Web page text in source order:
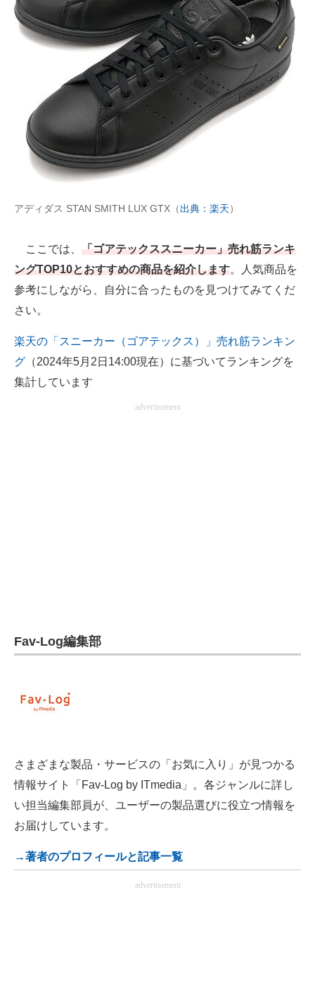
ビジネスと働き方のヒント
AI活用のいまが分かる
企業ITのトレンドを詳説
経営リーダーのコミュニティ
マーケ×ITの今がよく分かる
ITエンジニア向け専門サイト
製造業のIT導入・活用を支援
モノづくり技術者専門サイト
エレクトロニクス専門サイト
電子設計の基本と応用
エネルギーの専門メディア
建設×テクノロジーの最前線
アディダス STAN SMITH LUX GTX（出典：楽天）
ここでは、 「ゴアテックススニーカー」売れ筋ランキ
ングTOP10とおすすめの商品を紹介します。人気商品を
参考にしながら、自分に合ったものを見つけてみてくだ
さい。
楽天の「スニーカー（ゴアテックス）」売れ筋ランキン
グ （2024年5月2日14:00現在）に基づいてランキングを
集計しています
advertisement
Fav-Log編集部
さまざまな製品・サービスの「お気に入り」が見つかる
情報サイト「Fav-Log by ITmedia」。各ジャンルに詳し
い担当編集部員が、ユーザーの製品選びに役立つ情報を
お届けしています。
→著者のプロフィールと記事一覧
advertisement